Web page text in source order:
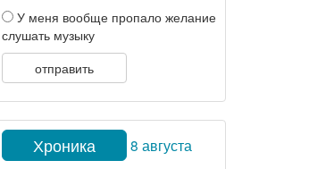
У меня вообще пропало желание
слушать музыку
отправить
Хроника 8 августа